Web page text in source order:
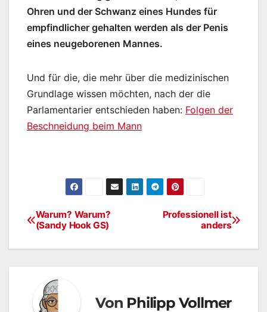
Ohren und der Schwanz eines Hundes für
empfindlicher gehalten werden als der Penis
eines neugeborenen Mannes.
Und für die, die mehr über die medizinischen
Grundlage wissen möchten, nach der die
Parlamentarier entschieden haben: Folgen der
Beschneidung beim Mann
Beitragsnavigation
Professionell ist
anders
Warum? Warum?
(Sandy Hook GS)
Von Philipp Vollmer